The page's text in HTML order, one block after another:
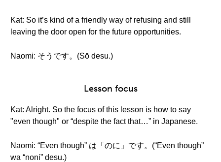
Kat: So it’s kind of a friendly way of refusing and still
leaving the door open for the future opportunities.
Naomi: そうです。(Sō desu.)
Lesson focus
Kat: Alright. So the focus of this lesson is how to say
"even though" or “despite the fact that…” in Japanese.
Naomi: “Even though” は「のに」です。(“Even though”
wa “noni” desu.)